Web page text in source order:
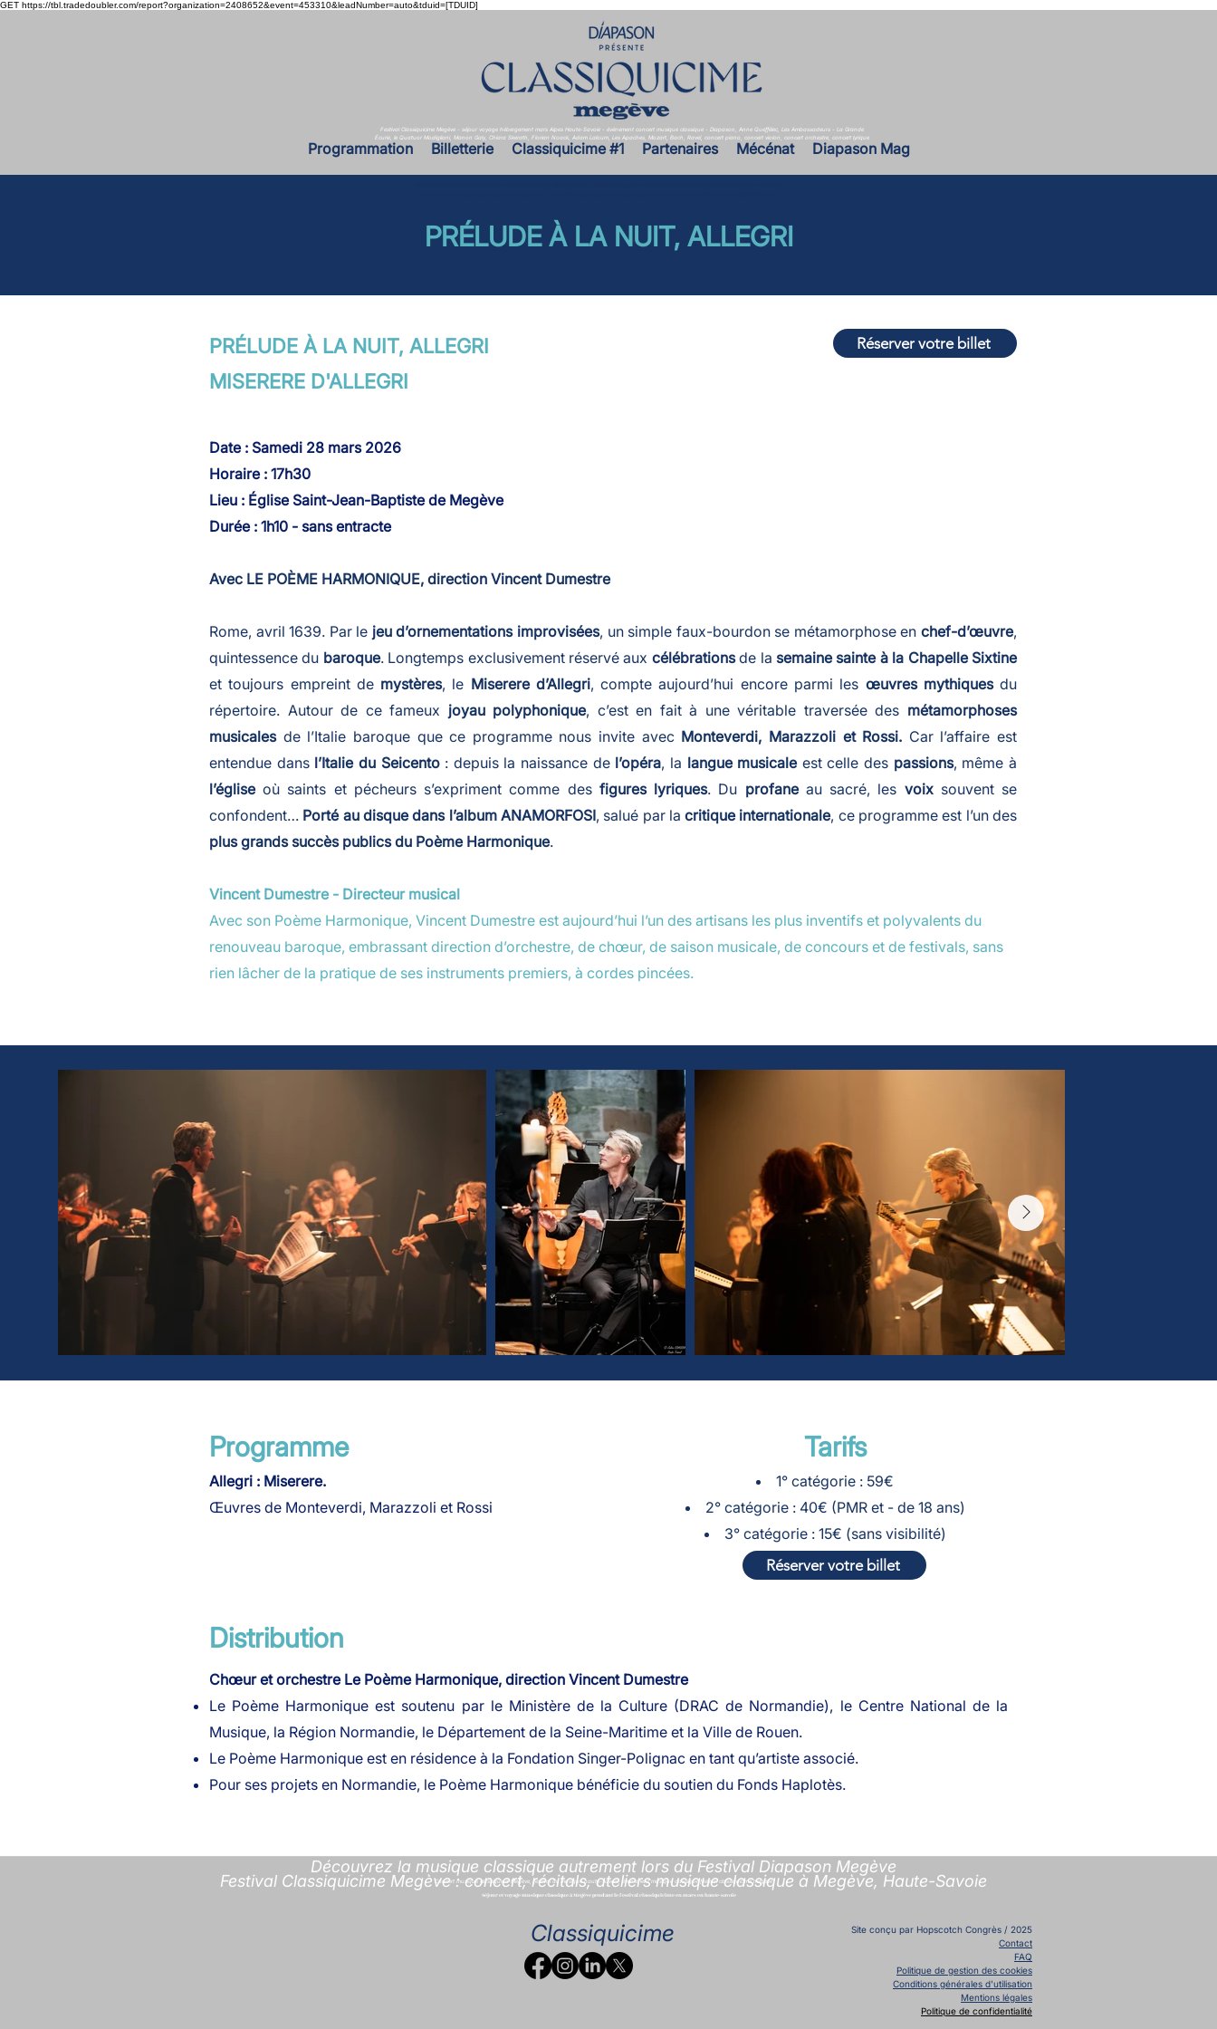
GET https://tbl.tradedoubler.com/report?organization=2408652&event=453310&leadNumber=auto&tduid=[TDUID]
Festival Classiquicime Megève - séjour voyage hébergement mars Alpes Haute-Savoie - événement concert musique classique - Diapason, Anne Queffélec, Les Ambassadeurs - La Grande
Écurie, le Quatuor Modigliani, Manon Galy, Chiara Skerath, Florian Noack, Adam Laloum, Les Apaches, Mozart, Bach, Ravel, concert piano, concert violon, concert orchestre, concert lyrique
Programmation Billetterie Classiquicime #1 Partenaires Mécénat Diapason Mag
PRÉLUDE À LA NUIT, ALLEGRI
PRÉLUDE À LA NUIT, ALLEGRI
MISERERE D'ALLEGRI
Date : Samedi 28 mars 2026
Horaire : 17h30
Lieu : Église Saint-Jean-Baptiste de Megève
Durée : 1h10 - sans entracte
Avec LE POÈME HARMONIQUE, direction Vincent Dumestre
Rome, avril 1639. Par le jeu d’ornementations improvisées, un simple faux-bourdon se métamorphose enchef-d’œuvre,
quintessence du baroque. Longtemps exclusivement réservé aux célébrationsde lasemaine sainte à la Chapelle Sixtine
et toujours empreint de mystères, le Miserere d’Allegri, compte aujourd’hui encore parmi les œuvres mythiquesdu
répertoire. Autour de ce fameux joyau polyphonique, c’est en fait à une véritable traversée des métamorphoses
musicalesde l’Italie baroque que ce programme nous invite avec Monteverdi, Marazzoli et Rossi. Car l’affaire est
entendue dans l’Italie du Seicento: depuis la naissance de l’opéra, la langue musicaleest celle des passions, même à
l’égliseoù saints et pécheurs s’expriment comme des figures lyriques. Du profaneau sacré, les voixsouvent se
confondent… Porté au disque dans l’album ANAMORFOSI, salué par lacritique internationale, ce programme est l’un des
plus grands succès publics du Poème Harmonique.​
Vincent Dumestre - Directeur musical
Avec son Poème Harmonique, Vincent Dumestre est aujourd’hui l’un des artisans les plus inventifs et polyvalents du
renouveau baroque, embrassant direction d’orchestre, de chœur, de saison musicale, de concours et de festivals, sans
rien lâcher de la pratique de ses instruments premiers, à cordes pincées.
Réserver votre billet
Programme Tarifs
Allegri : Miserere.
Œuvres de Monteverdi, Marazzoli et Rossi
1° catégorie : 59€
2° catégorie : 40€ (PMR et - de 18 ans)
3° catégorie : 15€ (sans visibilité)
Réserver votre billet
Distribution
Chœur et orchestre Le Poème Harmonique, direction Vincent Dumestre
Le Poème Harmonique est soutenu par le Ministère de la Culture (DRAC de Normandie), le Centre National de la
Musique, la Région Normandie, le Département de la Seine-Maritime et la Ville de Rouen.
Le Poème Harmonique est en résidence à la Fondation Singer-Polignac en tant qu’artiste associé.
Pour ses projets en Normandie, le Poème Harmonique bénéficie du soutien du Fonds Haplotès.
Séjour et voyage musique classique à Megève pendant le festival classiquicime en mars en haute-savoie
Découvrez la musique classique autrement lors du Festival Diapason Megève
Concert musique classique à Megève, festival de musique haute-savoie, événement musique classique festival classiquicime megève
Festival Classiquicime Megève : concert, récitals, ateliers musique classique à Megève, Haute-Savoie
Site conçu par Hopscotch Congrès / 2025
Contact
FAQ
Politique de gestion des cookies
Conditions générales d'utilisation
Mentions légales
Politique de confidentialité
Classiquicime